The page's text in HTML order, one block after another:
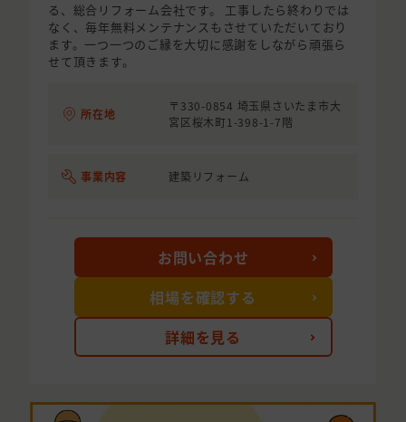
る、総合リフォーム会社です。 工事したら終わりでは
なく、毎年無料メンテナンスもさせていただいており
ます。一つ一つのご縁を大切に感謝をしながら頑張ら
せて頂きます。
所在地
〒330-0854 埼玉県さいたま市大
宮区桜木町1-398-1-7階
事業内容 建築リフォーム
詳細を見る
お問い合わせ
相場を確認する